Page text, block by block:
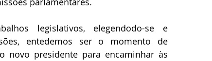
legislativos, elegendodo-se e
entedemos ser o momento de
novo presidente para encaminhar às